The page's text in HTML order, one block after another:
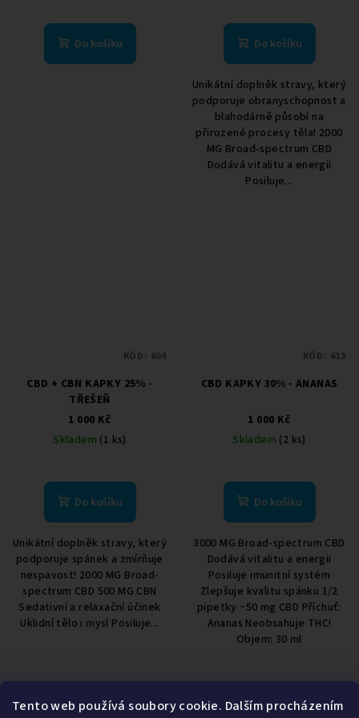
Tento web používá soubory cookie. Dalším procházením
Do košíku Do košíku
Unikátní doplněk stravy, který
podporuje obranyschopnost a
blahodárně působí na
přirozené procesy těla! 2000
MG Broad-spectrum CBD
Dodává vitalitu a energii
Posiluje...
CBD + CBN KAPKY 25% -
TŘEŠEŇ
1 000 Kč
Skladem (1 ks)
Do košíku
Unikátní doplněk stravy, který
podporuje spánek a zmírňuje
nespavost! 2000 MG Broad-
spectrum CBD 500 MG CBN
Sedativní a relaxační účinek
Uklidní tělo i mysl Posiluje...
KÓD: 604
CBD KAPKY 30% - ANANAS
1 000 Kč
Skladem (2 ks)
Do košíku
3000 MG Broad-spectrum CBD
Dodává vitalitu a energii
Posiluje imunitní systém
Zlepšuje kvalitu spánku 1/2
pipetky ~50 mg CBD Příchuť:
Ananas Neobsahuje THC!
Objem: 30 ml
KÓD: 613
O
6položek celkem